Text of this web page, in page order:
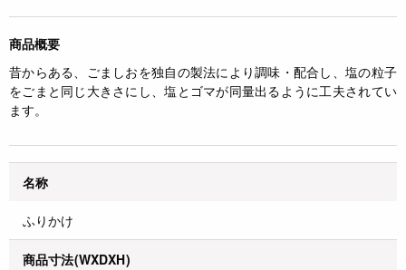
商品概要
昔からある、ごましおを独自の製法により調味・配合し、塩の粒子
をごまと同じ大きさにし、塩とゴマが同量出るように工夫されてい
ます。
名称
ふりかけ
商品寸法(WXDXH)